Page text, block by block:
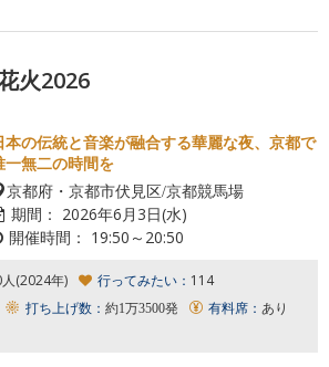
火2026
本の伝統と音楽が融合する華麗な夜、京都で
一無二の時間を
京都府・京都市伏見区/京都競馬場
期間： 2026年6月3日(水)
開催時間： 19:50～20:50
(2024年) 行ってみたい： 114
打ち上げ数： 約1万3500発 有料席： あり